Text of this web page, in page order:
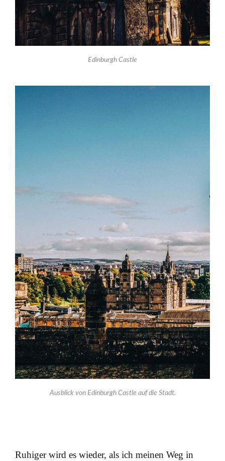
Edinburgh Castle
Ausblick von Edinburgh Castle auf die Stadt.
Ruhiger wird es wieder, als ich meinen Weg in